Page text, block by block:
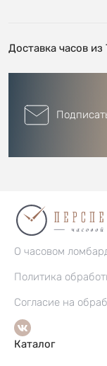
Доставка часов
О часовом
Политика
Согласие на
Каталог